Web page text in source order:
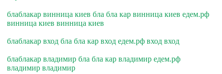
блаблакар винница киев бла бла кар винница киев едем.рф
винница киев винница киев
блаблакар вход бла бла кар вход едем.рф вход вход
блаблакар владимир бла бла кар владимир едем.рф
владимир владимир